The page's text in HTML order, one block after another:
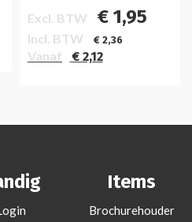
Excl. BTW
€ 1,95
Incl. BTW € 2,36
Vanaf € 2,12
Items
Brochurehouder